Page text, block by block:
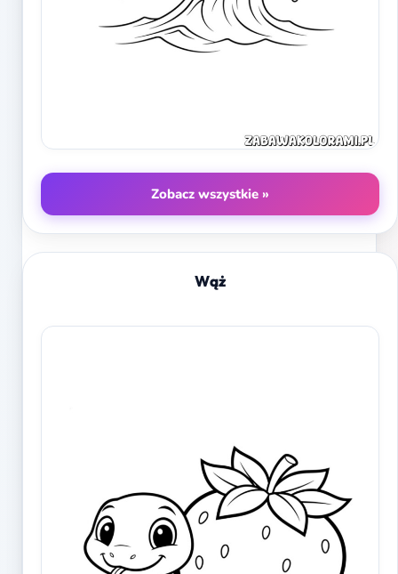
Zobacz wszystkie »
Wąż